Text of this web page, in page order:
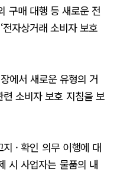
구매 대행 등 새로운 전
자상거래 소비자 보호
에서 새로운 유형의 거
소비자 보호 지침을 보
· 확인 의무 이행에 대
시 사업자는 물품의 내